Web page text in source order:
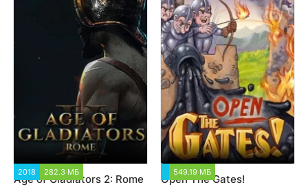
2018 282.3 МБ
Age of Gladiators 2: Rome
549.19 МБ
Open The Gates!